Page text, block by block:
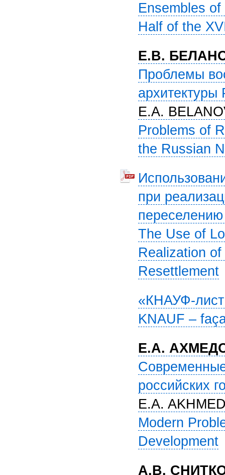
Ensembles
Half of the
Е.В.
Проблемы
архитектуры
E.A.
Problems of
the Russian
при
The Use of
Realization
Resettlement
«КНАУФ-лист
KNAUF –
Е.А.
российских
E.A.
Modern
Development
А.В.